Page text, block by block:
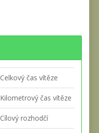
Celkový čas vítěze
Kilometrový čas vítěze
Cílový rozhodčí